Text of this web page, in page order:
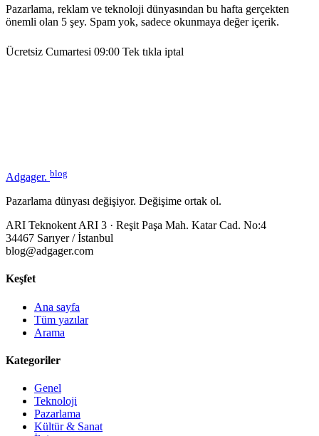
Pazarlama, reklam ve teknoloji dünyasından bu hafta gerçekten
önemli olan 5 şey. Spam yok, sadece okunmaya değer içerik.
Ücretsiz Cumartesi 09:00 Tek tıkla iptal
Adgager. blog
Pazarlama dünyası değişiyor. Değişime ortak ol.
ARI Teknokent ARI 3 · Reşit Paşa Mah. Katar Cad. No:4
34467 Sarıyer / İstanbul
blog@adgager.com
Keşfet
Ana sayfa
Tüm yazılar
Arama
Kategoriler
Genel
Teknoloji
Pazarlama
Kültür & Sanat